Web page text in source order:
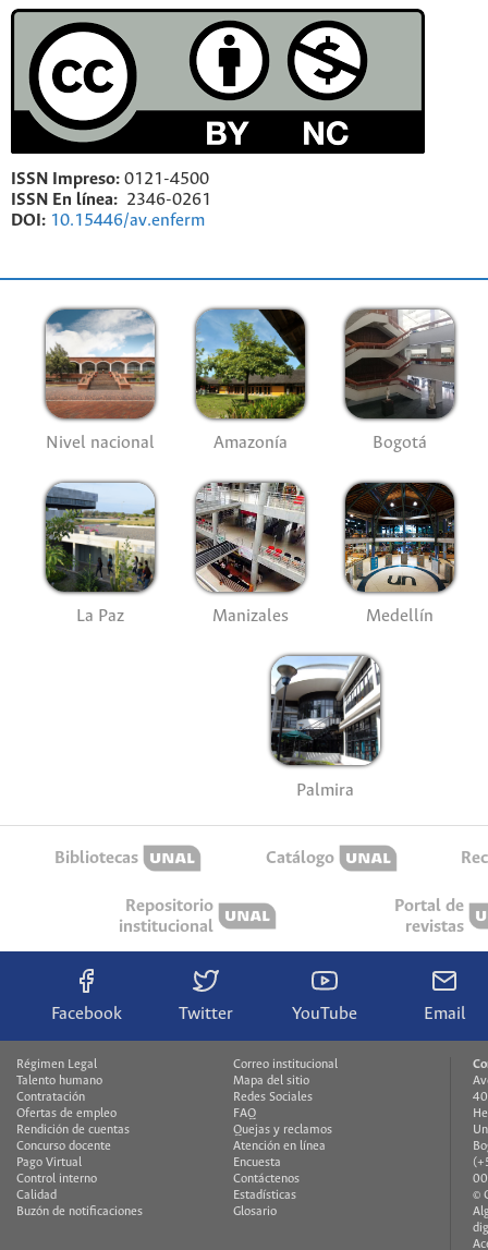
ISSN Impreso: 0121-4500
ISSN En línea: 2346-0261
DOI: 10.15446/av.enferm
Nivel nacional Amazonía Bogotá
La Paz Manizales Medellín
Palmira
Bibliotecas Catálogo
Repositorio
institucional
Portal de
revistas
Facebook Twitter YouTube Email
Régimen Legal
Talento humano
Contratación
Ofertas de empleo
Rendición de cuentas
Concurso docente
Pago Virtual
Control interno
Calidad
Buzón de notificaciones
Correo institucional
Mapa del sitio
Redes Sociales
FAQ
Quejas y reclamos
Atención en línea
Encuesta
Contáctenos
Estadísticas
Glosario
©